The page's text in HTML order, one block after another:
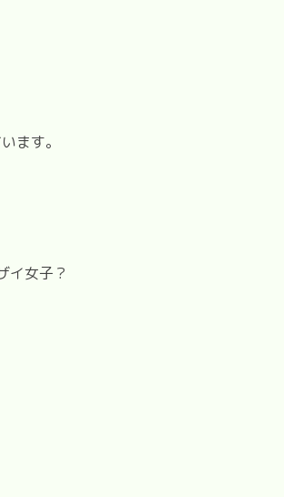
ます。
イ女子？